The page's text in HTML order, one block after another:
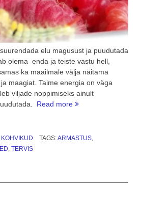
elu magusust ja puudutada
olema enda ja teiste vastu hell,
ka maailmale välja näitama
maagiat. Taime energia on väga
viljade noppimiseks ainult
Read more “Vaarikad
ja
TAGS:ARMASTUS,
, TERVIS